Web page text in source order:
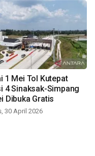
1 Mei Tol Kutepat
4 Sinaksak-Simpang
Dibuka Gratis
30 April 2026